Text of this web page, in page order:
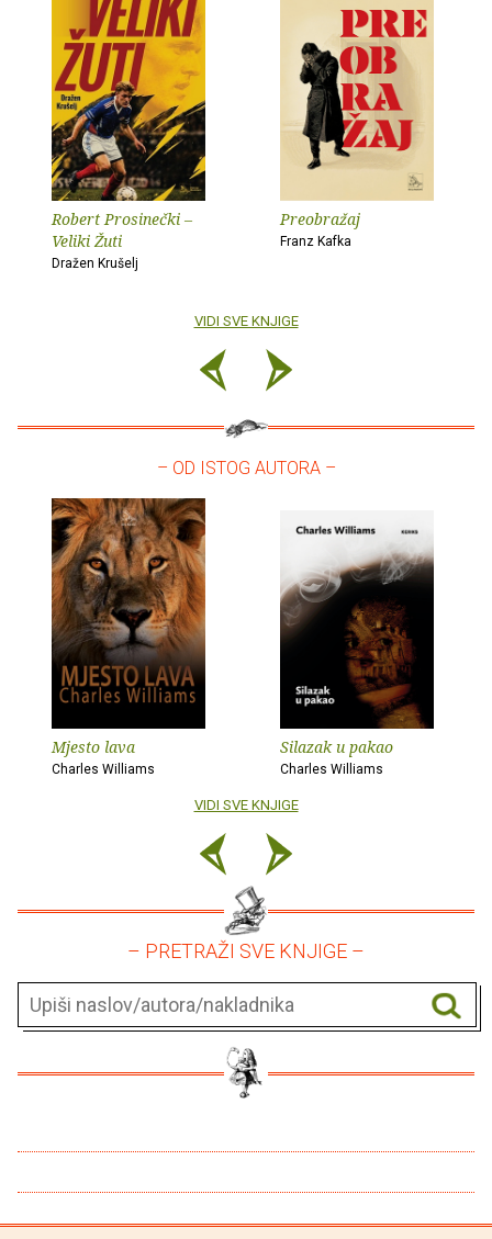
Robert Prosinečki –
Veliki Žuti
Dražen Krušelj
Preobražaj
Franz Kafka
VIDI SVE KNJIGE
– OD ISTOG AUTORA –
Mjesto lava
Charles Williams
Silazak u pakao
Charles Williams
VIDI SVE KNJIGE
– PRETRAŽI SVE KNJIGE –